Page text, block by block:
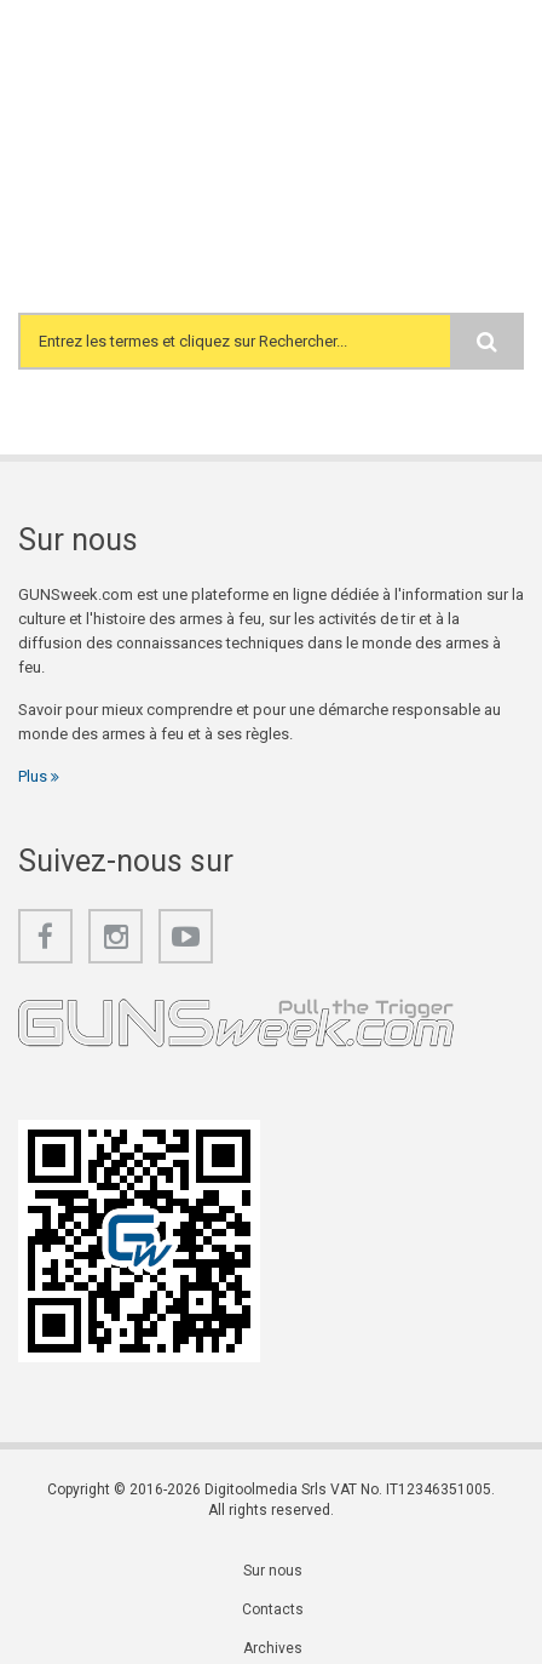
Search form
Sur nous
GUNSweek.com est une plateforme en ligne dédiée à l'information sur la
culture et l'histoire des armes à feu, sur les activités de tir et à la
diffusion des connaissances techniques dans le monde des armes à
feu.
Savoir pour mieux comprendre et pour une démarche responsable au
monde des armes à feu et à ses règles.
Plus
Suivez-nous sur
Copyright © 2016-2026 Digitoolmedia Srls VAT No. IT12346351005.
All rights reserved.
Sur nous
Contacts
Archives